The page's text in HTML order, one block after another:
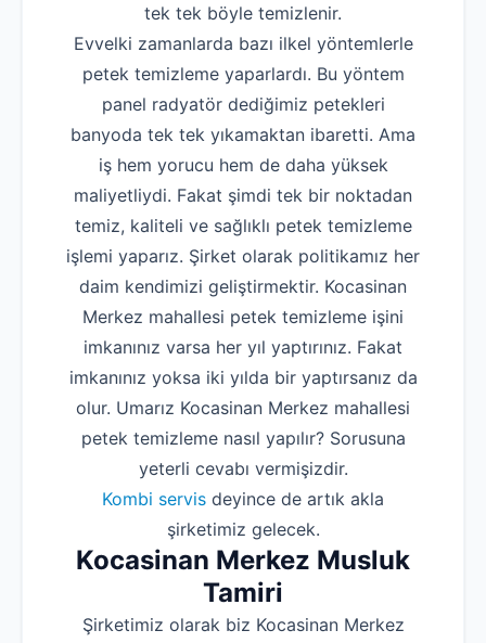
tek tek böyle temizlenir.
Evvelki zamanlarda bazı ilkel yöntemlerle
petek temizleme yaparlardı. Bu yöntem
panel radyatör dediğimiz petekleri
banyoda tek tek yıkamaktan ibaretti. Ama
iş hem yorucu hem de daha yüksek
maliyetliydi. Fakat şimdi tek bir noktadan
temiz, kaliteli ve sağlıklı petek temizleme
işlemi yaparız. Şirket olarak politikamız her
daim kendimizi geliştirmektir. Kocasinan
Merkez mahallesi petek temizleme işini
imkanınız varsa her yıl yaptırınız. Fakat
imkanınız yoksa iki yılda bir yaptırsanız da
olur. Umarız Kocasinan Merkez mahallesi
petek temizleme nasıl yapılır? Sorusuna
yeterli cevabı vermişizdir.
Kombi servis deyince de artık akla
şirketimiz gelecek.
Kocasinan Merkez Musluk
Tamiri
Şirketimiz olarak biz Kocasinan Merkez